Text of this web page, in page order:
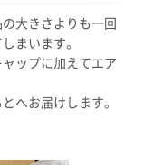
大きさよりも一回
まいます。
ップに加えてエア
へお届けします。